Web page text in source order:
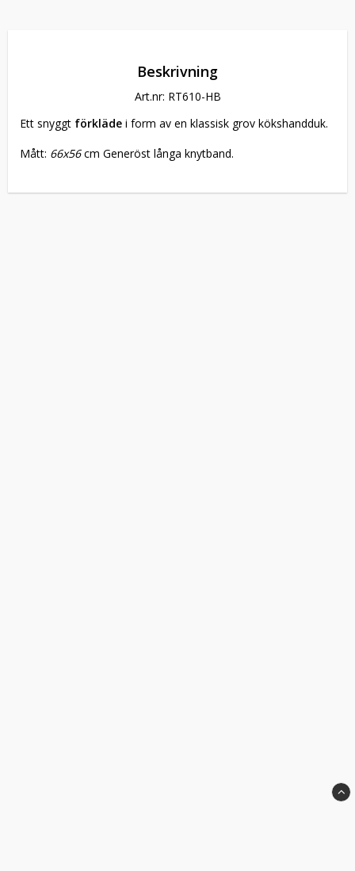
Beskrivning
Art.nr: RT610-HB
Ett snyggt förkläde i form av en klassisk grov kökshandduk.
Mått: 66x56 cm Generöst långa knytband.